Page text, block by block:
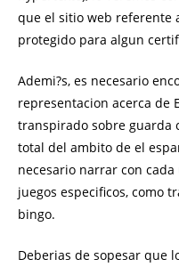
que el sitio web referente
protegido para algun
Ademi?s, es necesario
representacion acerca de
transpirado sobre guarda
total del ambito de el
necesario narrar con
juegos especificos, como
bingo.
Deberias de sopesar que